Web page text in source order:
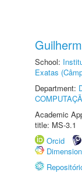
School:
Exatas
Department:
Academic
title: MS-3.1
Orcid